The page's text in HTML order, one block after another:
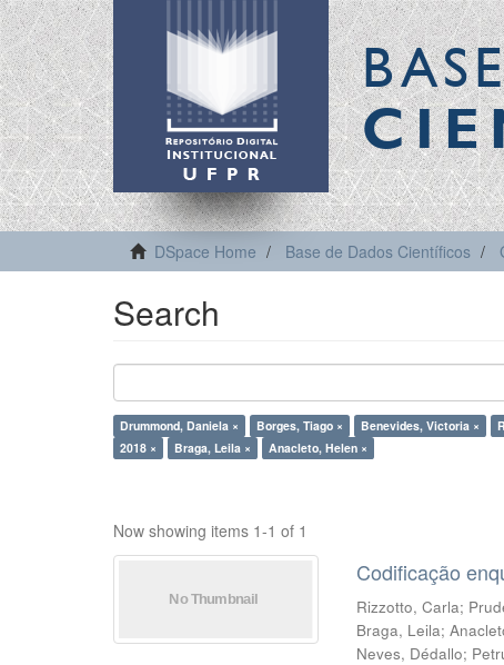
DSpace Home Base de Dados Científicos
Search
Drummond, Daniela × Borges, Tiago × Benevides, Victoria ×
2018 ×
Braga, Leila × Anacleto, Helen ×
Now showing items 1-1 of 1
Codificação
Rizzotto, Carla;
Braga, Leila;
Neves, Dédallo;